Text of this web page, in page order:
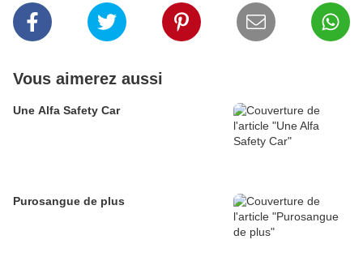
Vous aimerez aussi
Une Alfa Safety Car
Purosangue de plus